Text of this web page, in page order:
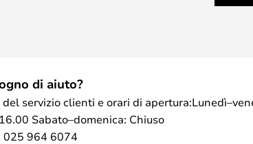
che consente di scegliere tra 2700K e 3000K, in
tra un bianco caldo e un bianco
Gold è un paralume che può variare nella sua
soprattutto quando la luce cade sul
di aiuto?
servizio clienti e orari di
Sabato–domenica: Chiuso
025 964 6074